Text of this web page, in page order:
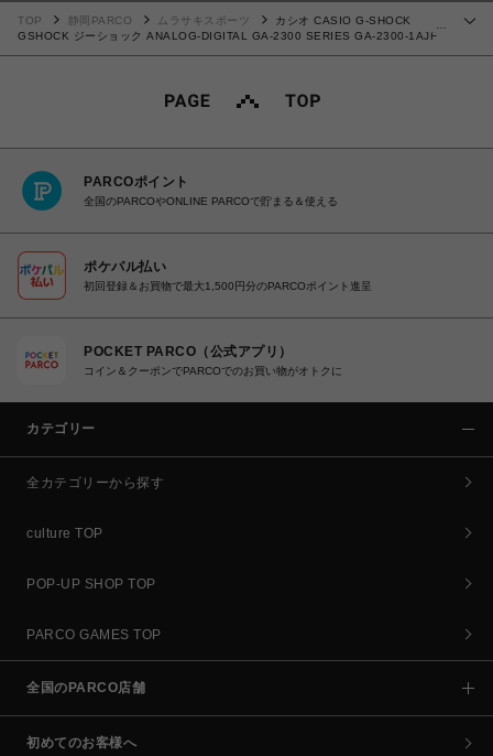
TOP 静岡PARCO ムラサキスポーツ
カシオ CASIO G-SHOCK
GSHOCK ジーショック ANALOG-DIGITAL GA-2300 SERIES GA-2300-1AJF
PARCOポイント
全国のPARCOやONLINE PARCOで貯まる＆使える
ポケパル払い
初回登録＆お買物で最大1,500円分のPARCOポイント進呈
POCKET PARCO（公式アプリ）
コイン＆クーポンでPARCOでのお買い物がオトクに
カテゴリー
全カテゴリーから探す
culture TOP
POP-UP SHOP TOP
PARCO GAMES TOP
全国のPARCO店舗
初めてのお客様へ